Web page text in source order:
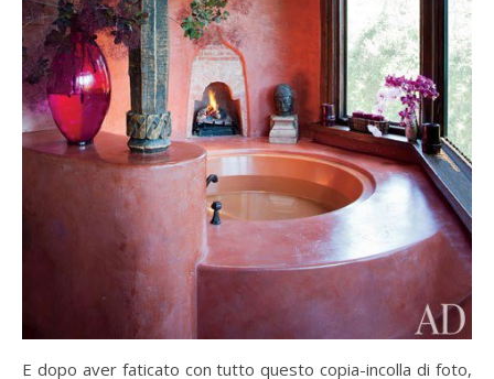
E dopo aver faticato con tutto questo copia-incolla di foto,